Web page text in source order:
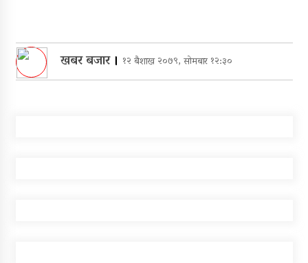
खबर बजार। १२ बैशाख २०७९, सोमबार १२:३०